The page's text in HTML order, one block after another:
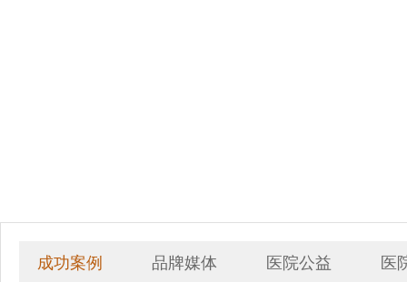
成功案例 品牌媒体 医院公益 医